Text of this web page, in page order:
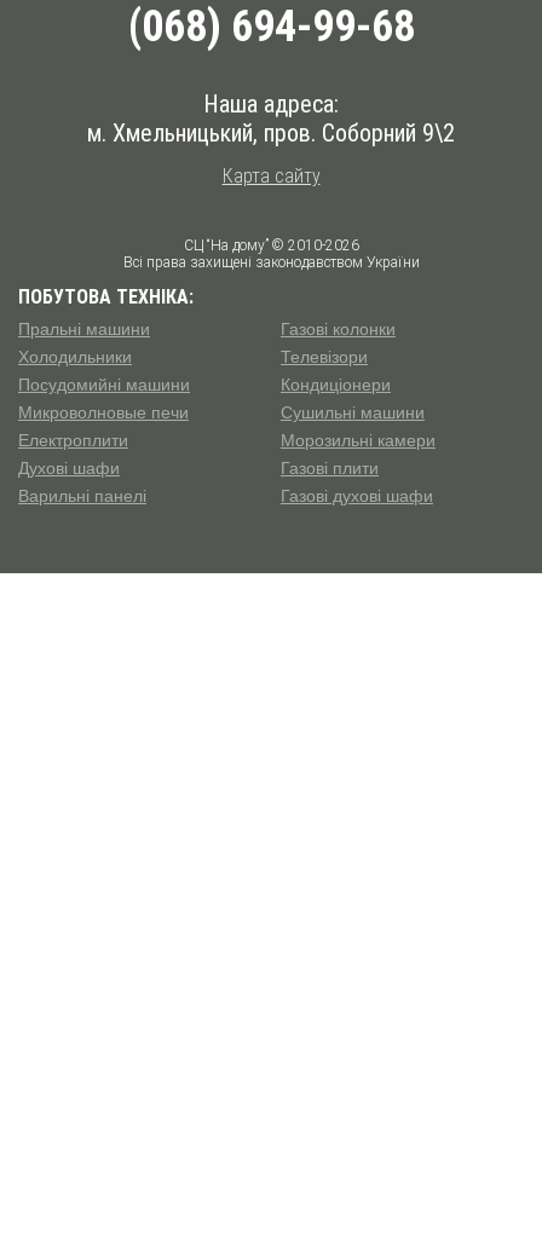
(068) 694-99-68
Наша адреса:
м. Хмельницький, пров. Соборний 9\2
Карта сайту
СЦ “На дому” © 2010-2026
Всі права захищені законодавством України
ПОБУТОВА ТЕХНІКА:
Пральні машини
Холодильники
Посудомийні машини
Микроволновые печи
Електроплити
Духові шафи
Варильні панелі
Газові колонки
Телевізори
Кондиціонери
Сушильні машини
Морозильні камери
Газові плити
Газові духові шафи